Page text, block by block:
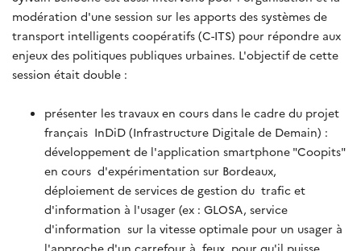
modération d'une session sur les apports des systèmes de
transport intelligents coopératifs (C-ITS) pour répondre aux
enjeux des politiques publiques urbaines. L'objectif de cette
session était double :
présenter les travaux en cours dans le cadre du projet
français InDiD (Infrastructure Digitale de Demain) :
développement de l'application smartphone "Coopits"
en cours d'expérimentation sur Bordeaux,
déploiement de services de gestion du trafic et
d'information à l'usager (ex : GLOSA, service
d'information sur la vitesse optimale pour un usager à
l'approche d'un carrefour à feux, pour qu'il puisse